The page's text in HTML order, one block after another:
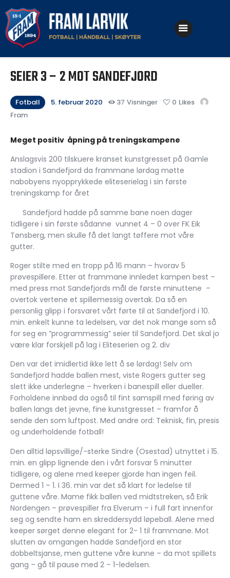
Fotball
Håndball
SEIER 3 – 2 MOT SANDEFJORD
Fotball 5. februar 2020 37 Visninger 0 Likes
Fram
Meget positiv åpning på treningskampene
Anslagsvis 200 tilskuere kranset kunstgresset på Gamle
stadion i Sandefjord da frammane lørdag møtte
nabobyens nyopprykkede eliteserielag i sin første
treningskamp for året
Sandefjord hadde på samme bane noen dager
tidligere i sin første sådanne vunnet 4 – 0 over FK Eik
Tønsberg, men skulle få det langt tøffere mot våre
gutter.
Roger stilte med en tropp på 16 mann – hvorav 5
prøvespillere. Etter at frammane innledet kampen best –
med press mot Sandefjords mål de første minuttene –
overtok vertene et spillemessig overtak. Da så en
personlig glipp i forsvaret vårt førte til at Sandefjord i 10.
min. enkelt kunne ta ledelsen, var det nok mange som så
for seg en ”programmessig” seier til Sandefjord. Det skal jo
være klar forskjell på lag i Eliteserien og 2. div
Den var det imidlertid ikke lett å se lørdag! Selv om
Sandefjord hadde ballen mest, viste Rogers gutter seg
slett ikke underlegne – hverken i banespill eller dueller.
Forholdene innbød da også til fint samspill med føring av
ballen langs det jevne, fine kunstgresset – framfor å
sende den som luftpost. Med andre ord: Teknisk, fin, presis
og underholdende fotball!
Den alltid løpsvillige/-sterke Sindre (Osestad) utnyttet i 15.
min. en glipp lignende den i vårt forsvar 5 minutter
tidligere, og alene med keeper gjorde han ingen feil.
Dermed 1 – 1. I 36. min var det så klart for ledelse til
guttene våre. Mame fikk ballen ved midtstreken, så Erik
Nordengen – prøvespiller fra Elverum – i full fart innenfor
seg og sendte ham en skreddersydd løpeball. Alene med
keeper sørget denne elegant for 2- 1 til frammane. Mot
slutten av omgangen hadde Sandefjord en stor
dobbeltsjanse, men guttene våre kunne – da mot spillets
gang – gå til pause med 2 – 1-ledelsen.